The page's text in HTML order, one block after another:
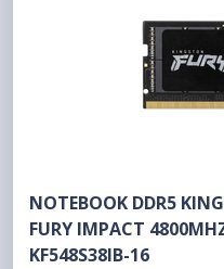
NOTEBOOK DDR5
FURY IMPACT
KF548S38IB-16